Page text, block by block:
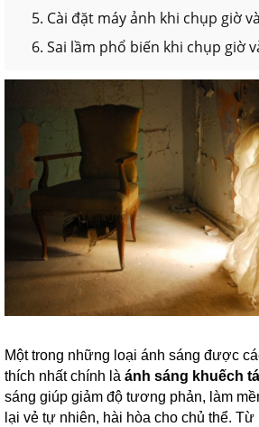
5. Cài đặt máy ảnh khi chụp giờ
6. Sai lầm phổ biến khi chụp giờ
Một trong những loại ánh sáng được
thích nhất chính là ánh sáng khuếch
sáng giúp giảm độ tương phản, làm
lại vẻ tự nhiên, hài hòa cho chủ thể.